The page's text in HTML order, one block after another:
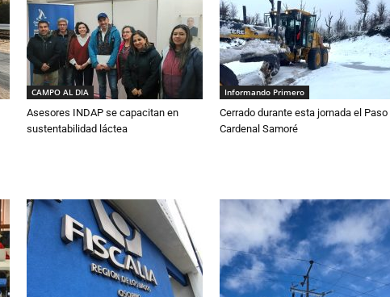
CAMPO AL DIA
Asesores INDAP se capacitan en
sustentabilidad láctea
Informando Primero
Cerrado durante esta jornada el Paso
Cardenal Samoré